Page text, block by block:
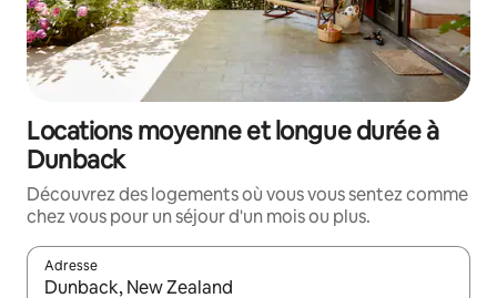
Locations moyenne et longue durée à
Dunback
Découvrez des logements où vous vous sentez comme
chez vous pour un séjour d'un mois ou plus.
Adresse
Lorsque les résultats s'affichent, utilisez les flèches vers le